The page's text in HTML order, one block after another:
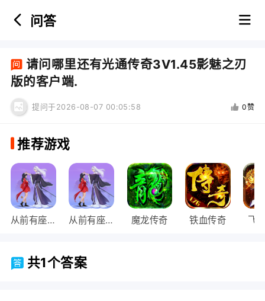
问答
首页
热门游戏：
请问哪里还有光通传奇3V1.45影魅之刃
版的客户端.
提问于2026-08-07 00:05:58 0赞
推荐游戏
从前有座山 从前有座山 魔龙传奇 铁血传奇 飞
共1个答案